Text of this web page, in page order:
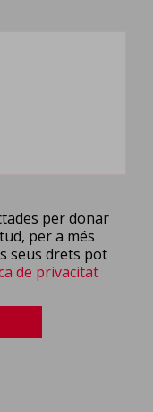
per donar
per a més
seus drets pot
de privacitat